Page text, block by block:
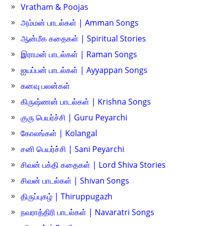
Vratham & Poojas
அம்மன் பாடல்கள் | Amman Songs
ஆன்மீக கதைகள் | Spiritual Stories
இராமன் பாடல்கள் | Raman Songs
ஐயப்பன் பாடல்கள் | Ayyappan Songs
கனவு பலன்கள்
கிருஷ்ணன் பாடல்கள் | Krishna Songs
குரு பெயர்ச்சி | Guru Peyarchi
கோலங்கள் | Kolangal
சனி பெயர்ச்சி | Sani Peyarchi
சிவன் பக்தி கதைகள் | Lord Shiva Stories
சிவன் பாடல்கள் | Shivan Songs
திருப்புகழ் | Thiruppugazh
நவராத்திரி பாடல்கள் | Navaratri Songs